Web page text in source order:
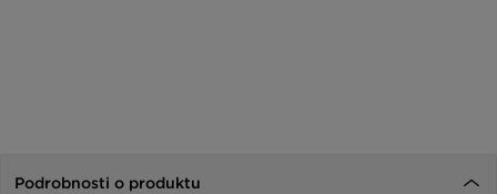
Podrobnosti o produktu